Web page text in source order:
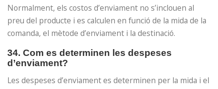
Normalment, els costos d’enviament no s’inclouen al
preu del producte i es calculen en funció de la mida de la
comanda, el mètode d’enviament i la destinació.
34. Com es determinen les despeses
d’enviament?
Les despeses d’enviament es determinen per la mida i el